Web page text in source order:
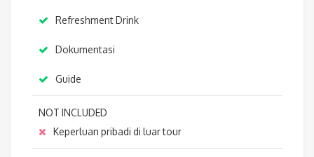
Refreshment Drink
Dokumentasi
Guide
NOT INCLUDED
Keperluan pribadi di luar tour